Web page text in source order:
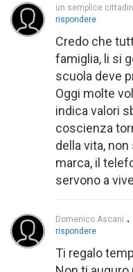
un semplice
rispondere
Credo che
famiglia, li si
scuola deve
Oggi molte
indica valori
coscienza
della vita,
marca, il
servono a
Domenico Ascani
rispondere
Ti regalo